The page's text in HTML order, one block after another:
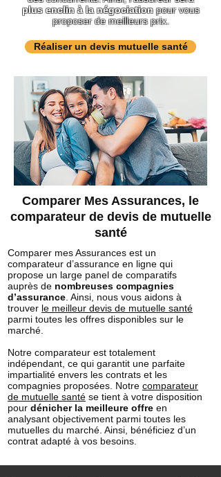
plus enclin à la négociationpour vous
proposer de meilleurs prix.
Réaliser un devis mutuelle santé
Comparer Mes Assurances, le
comparateur de devis de mutuelle
santé
Comparer mes Assurances est un
comparateur d’assurance en ligne qui
propose un large panel de comparatifs
auprès de nombreuses compagnies
d’assurance . Ainsi, nous vous aidons à
trouver le meilleur devis de mutuelle santé
parmi toutes les offres disponibles sur le
marché.
Notre comparateur est totalement
indépendant, ce qui garantit une parfaite
impartialité envers les contrats et les
compagnies proposées. Notre comparateur
de mutuelle santé se tient à votre disposition
pour dénicher la meilleure offre en
analysant objectivement parmi toutes les
mutuelles du marché. Ainsi, bénéficiez d’un
contrat adapté à vos besoins.